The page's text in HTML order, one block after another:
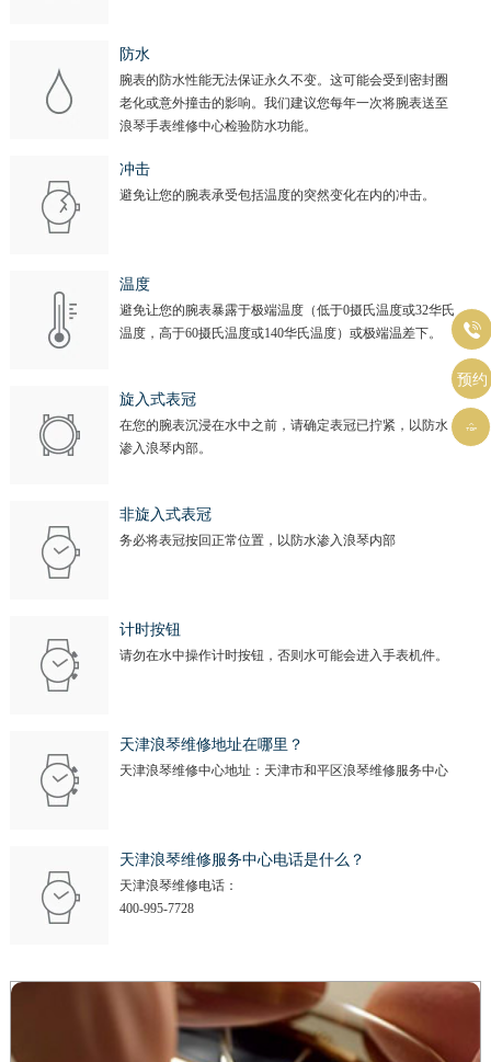
防水
腕表的防水性能无法保证永久不变。这可能会受到密封圈
老化或意外撞击的影响。我们建议您每年一次将腕表送至
浪琴手表维修中心检验防水功能。
冲击
避免让您的腕表承受包括温度的突然变化在内的冲击。
温度
避免让您的腕表暴露于极端温度（低于0摄氏温度或32华氏
温度，高于60摄氏温度或140华氏温度）或极端温差下。
旋入式表冠
在您的腕表沉浸在水中之前，请确定表冠已拧紧，以防水
渗入浪琴内部。
非旋入式表冠
务必将表冠按回正常位置，以防水渗入浪琴内部
计时按钮
请勿在水中操作计时按钮，否则水可能会进入手表机件。
天津浪琴维修地址在哪里？
天津浪琴维修中心地址：天津市和平区浪琴维修服务中心
天津浪琴维修服务中心电话是什么？
天津浪琴维修电话：
400-995-7728

预约
